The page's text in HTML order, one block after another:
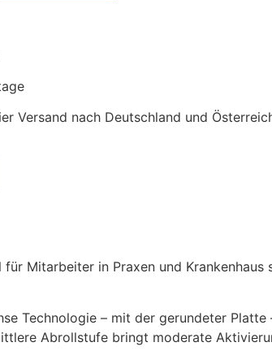
Versand nach Deutschland und
für Mitarbeiter in Praxen und Krankenhaus
Technologie – mit der gerundeter Platte
Abrollstufe bringt moderate